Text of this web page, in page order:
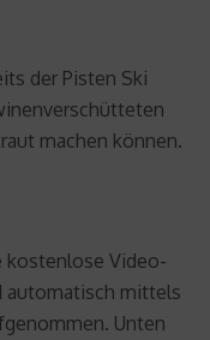
der Pisten Ski
machen können.
kostenlose Video-
automatisch mittels
Unten